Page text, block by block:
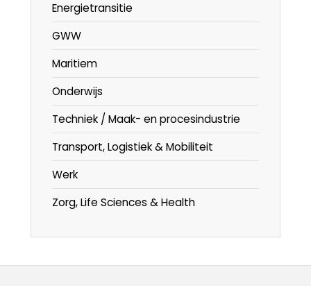
Energietransitie
GWW
Maritiem
Onderwijs
Techniek / Maak- en procesindustrie
Transport, Logistiek & Mobiliteit
Werk
Zorg, Life Sciences & Health